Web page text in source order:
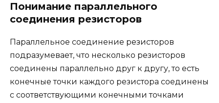
Понимание параллельного
соединения резисторов
Параллельное соединение резисторов
подразумевает, что несколько резисторов
соединены параллельно друг к другу, то есть
конечные точки каждого резистора соединены
с соответствующими конечными точками